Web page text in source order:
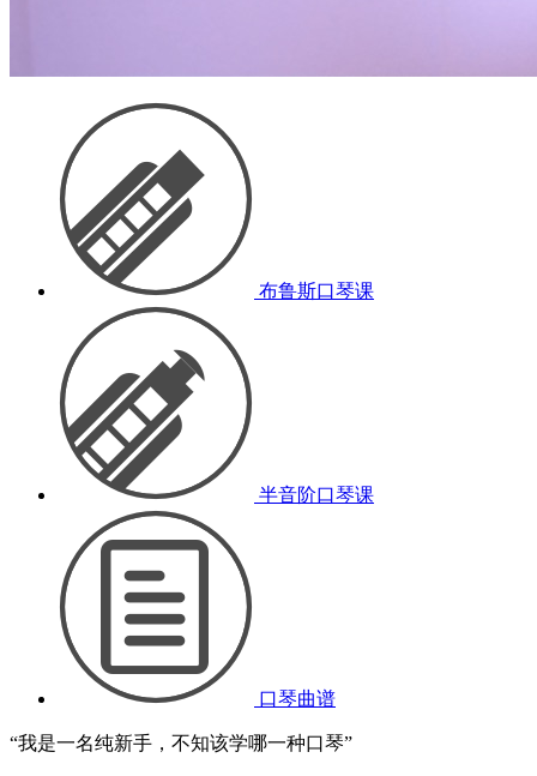
布鲁斯口琴课
半音阶口琴课
口琴曲谱
“我是一名纯新手，不知该学哪一种口琴”